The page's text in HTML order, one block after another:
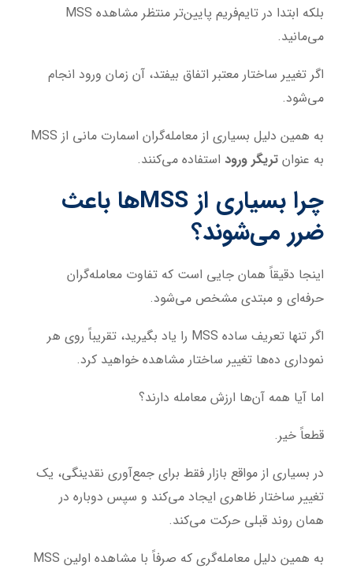
بلکه ابتدا در تایم‌فریم پایین‌تر منتظر مشاهده MSS
می‌مانید.
اگر تغییر ساختار معتبر اتفاق بیفتد، آن زمان ورود انجام
می‌شود.
به همین دلیل بسیاری از معامله‌گران اسمارت مانی از MSS
به عنوانتریگر ورود استفاده می‌کنند.
چرا بسیاری از MSSها باعث
ضرر می‌شوند؟
اینجا دقیقاً همان جایی است که تفاوت معامله‌گران
حرفه‌ای و مبتدی مشخص می‌شود.
اگر تنها تعریف ساده MSS را یاد بگیرید، تقریباً روی هر
نموداری ده‌ها تغییر ساختار مشاهده خواهید کرد.
اما آیا همه آن‌ها ارزش معامله دارند؟
قطعاً خیر.
در بسیاری از مواقع بازار فقط برای جمع‌آوری نقدینگی، یک
تغییر ساختار ظاهری ایجاد می‌کند و سپس دوباره در
همان روند قبلی حرکت می‌کند.
به همین دلیل معامله‌گری که صرفاً با مشاهده اولین MSS